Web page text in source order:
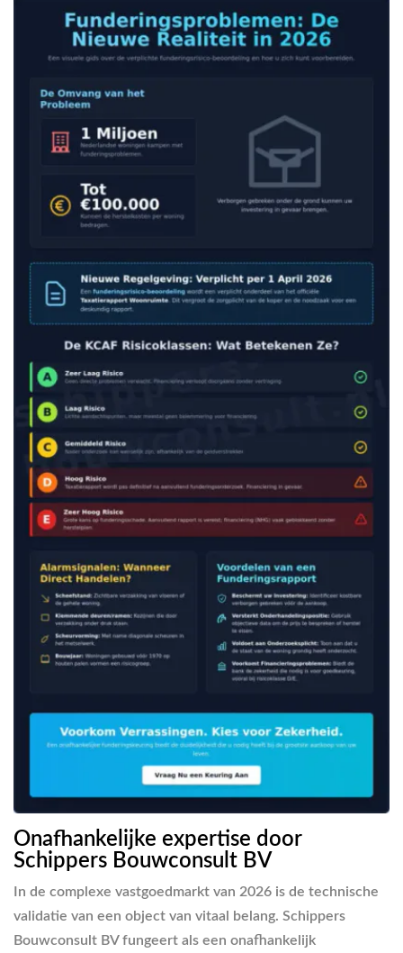
Onafhankelijke expertise door
Schippers Bouwconsult BV
In de complexe vastgoedmarkt van 2026 is de technische
validatie van een object van vitaal belang. Schippers
Bouwconsult BV fungeert als een onafhankelijk